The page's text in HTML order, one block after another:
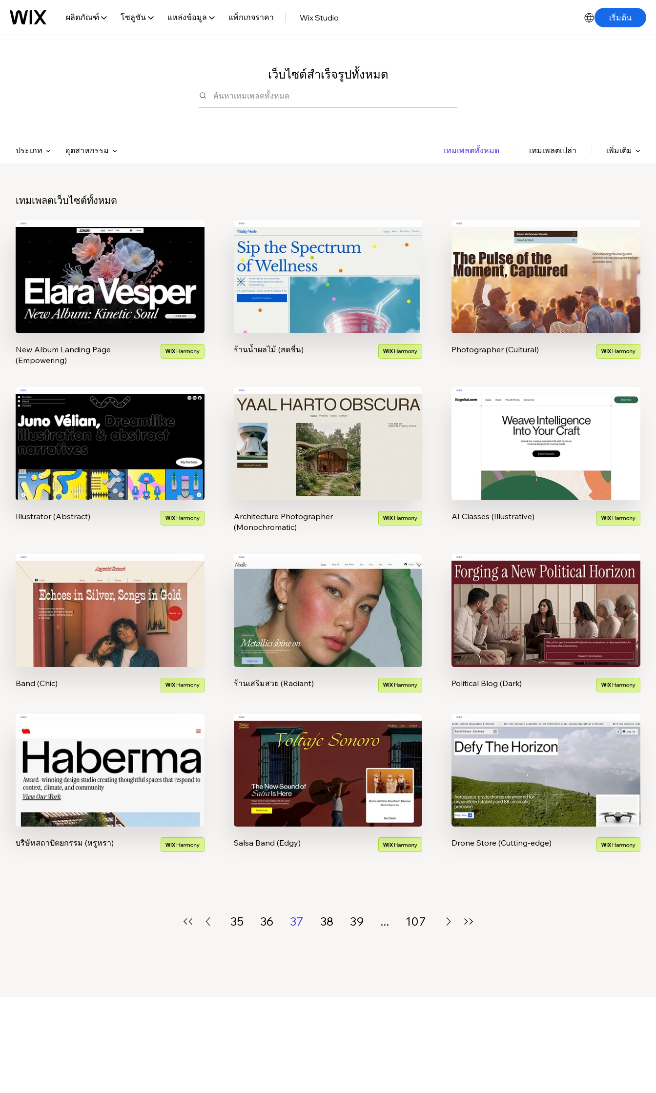
ผลิตภัณฑ์ โซลูชัน แหล่งข้อมูล แพ็กเกจราคา Wix Studio เริ่มต้น
เว็บไซต์สำเร็จรูปทั้งหมด
ประเภท อุตสาหกรรม เทมเพลตทั้งหมด เทมเพลตเปล่า เพิ่มเติม
เทมเพลตเว็บไซต์ทั้งหมด
New Album Landing Page
(Empowering)
ร้านน้ำผลไม้ (สดชื่น) Photographer (Cultural)
Illustrator (Abstract)
Architecture Photographer
(Monochromatic)
AI Classes (Illustrative)
Band (Chic) ร้านเสริมสวย (Radiant) Political Blog (Dark)
บริษัทสถาปัตยกรรม (หรูหรา) Salsa Band (Edgy) Drone Store (Cutting-edge)
35 36 37 38 39 ... 107